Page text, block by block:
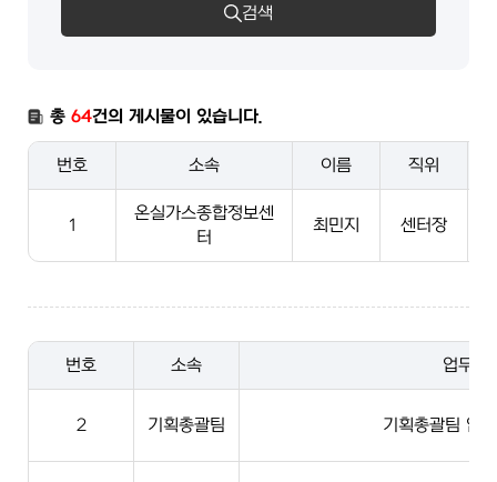
검색
총 64건의 게시물이 있습니다.
번호 소속 이름 직위
1
온실가스종합정보센
터
최민지 센터장
번호 소속 업무
2 기획총괄팀 기획총괄팀 업